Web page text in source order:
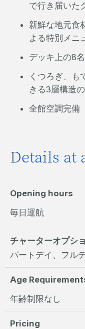
で行き届いた
新鮮な地元食
よる特別メニ
デッキ上の8
くつろぎ、も
きる3層構造
全館空調完備
Details at
Opening hours
毎日運航
チャーターオプシ
パートデイ、フル
Age
年齢制限なし
Pricing